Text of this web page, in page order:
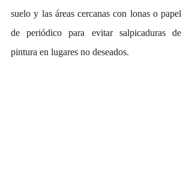
suelo y las áreas cercanas con lonas o papel
de periódico para evitar salpicaduras de
pintura en lugares no deseados.